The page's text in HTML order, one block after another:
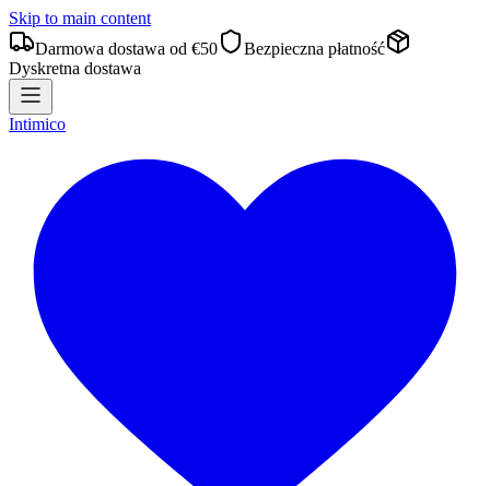
Skip to main content
Darmowa dostawa od €50
Bezpieczna płatność
Dyskretna dostawa
Intimico